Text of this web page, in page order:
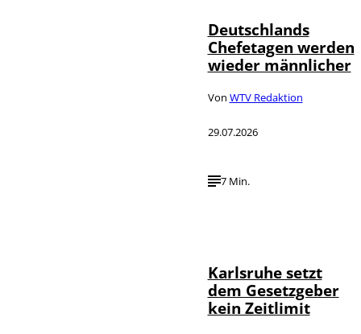
Deutschlands
Chefetagen werden
wieder männlicher
Von WTV Redaktion
29.07.2026
7 Min.
Karlsruhe setzt
dem Gesetzgeber
kein Zeitlimit